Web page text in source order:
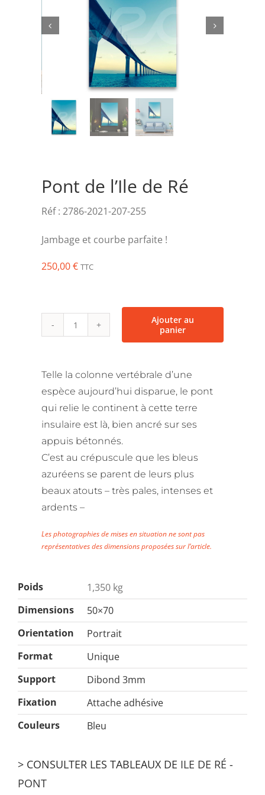
 
Pont de l’Ile de Ré
Réf :2786-2021-207-255
Jambage et courbe parfaite !
250,00€ TTC
quantité
de
l'Ile
de
Ré
Ajouter au
panier
Telle la colonne vertébrale d’une
espèce aujourd’hui disparue, le pont
qui relie le continent à cette terre
insulaire est là, bien ancré sur ses
appuis bétonnés.
C’est au crépuscule que les bleus
azuréens se parent de leurs plus
beaux atouts – très pales, intenses et
ardents –
Les photographies de mises en situation ne sont pas
représentatives des dimensions proposées sur l’article.
Poids
1,350 kg
Dimensions
50×70
Orientation
Portrait
Format
Unique
Support
Dibond 3mm
Fixation
Attache adhésive
Couleurs
Bleu
> CONSULTER LES TABLEAUX DE ILE DE RÉ -
PONT